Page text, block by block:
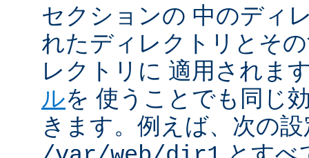
セクションの 中のディ
れたディレクトリとそ
レクトリに 適用されま
ルを 使うことでも同じ
きます。例えば、次の